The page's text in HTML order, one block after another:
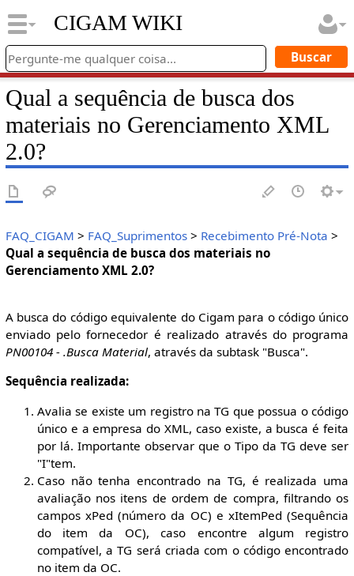
CIGAM WIKI
Qual a sequência de busca dos
materiais no Gerenciamento XML
2.0?
FAQ_CIGAM > FAQ_Suprimentos> Recebimento Pré-Nota >
Qual a sequência de busca dos materiais no
Gerenciamento XML 2.0?
A busca do código equivalente do Cigam para o código único
enviado pelo fornecedor é realizado através do programa
PN00104 - .Busca Material, através da subtask "Busca".
Sequência realizada:
Avalia se existe um registro na TG que possua o código
único e a empresa do XML, caso existe, a busca é feita
por lá. Importante observar que o Tipo da TG deve ser
"I"tem.
Caso não tenha encontrado na TG, é realizada uma
avaliação nos itens de ordem de compra, filtrando os
campos xPed (número da OC) e xItemPed (Sequência
do item da OC), caso encontre algum registro
compatível, a TG será criada com o código encontrado
no item da OC.